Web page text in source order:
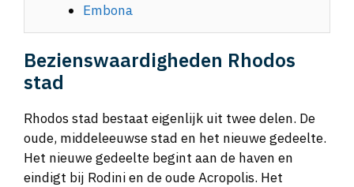
Embona
Bezienswaardigheden Rhodos
stad
Rhodos stad bestaat eigenlijk uit twee delen. De
oude, middeleeuwse stad en het nieuwe gedeelte.
Het nieuwe gedeelte begint aan de haven en
eindigt bij Rodini en de oude Acropolis. Het